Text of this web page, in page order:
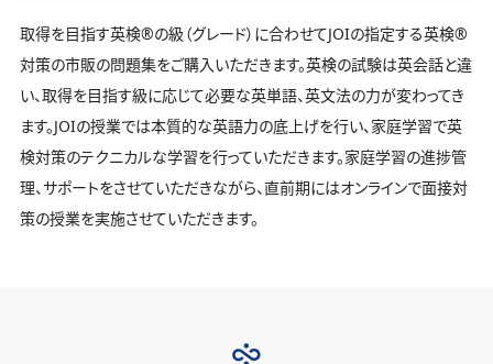
取得を目指す英検®️の級（グレード）に合わせてJOIの指定する英検®️
対策の市販の問題集をご購入いただきます。英検の試験は英会話と違
い、取得を目指す級に応じて必要な英単語、英文法の力が変わってき
ます。JOIの授業では本質的な英語力の底上げを行い、家庭学習で英
検対策のテクニカルな学習を行っていただきます。家庭学習の進捗管
理、サポートをさせていただきながら、直前期にはオンラインで面接対
策の授業を実施させていただきます。